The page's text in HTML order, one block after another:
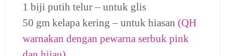
1 biji putih telur – untuk glis
50 gm kelapa kering – untuk hiasan (QH
warnakan dengan pewarna serbuk pink